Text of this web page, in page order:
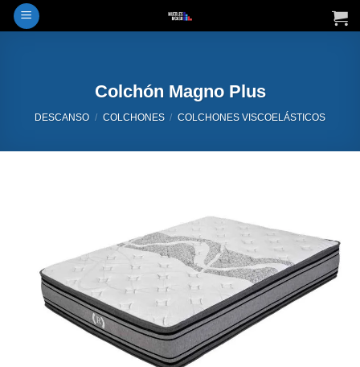
Saltar
al
Colchón Magno Plus
DESCANSO / COLCHONES / COLCHONES VISCOELÁSTICOS